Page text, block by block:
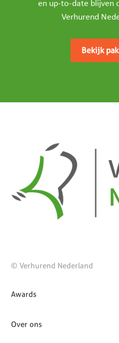
en up-to-date blijven
Verhurend
Bekijk
© Verhurend Nederland
Awards
Over ons